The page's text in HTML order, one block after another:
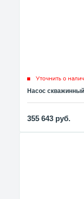
Уточнить о
Насос
355 643 руб.